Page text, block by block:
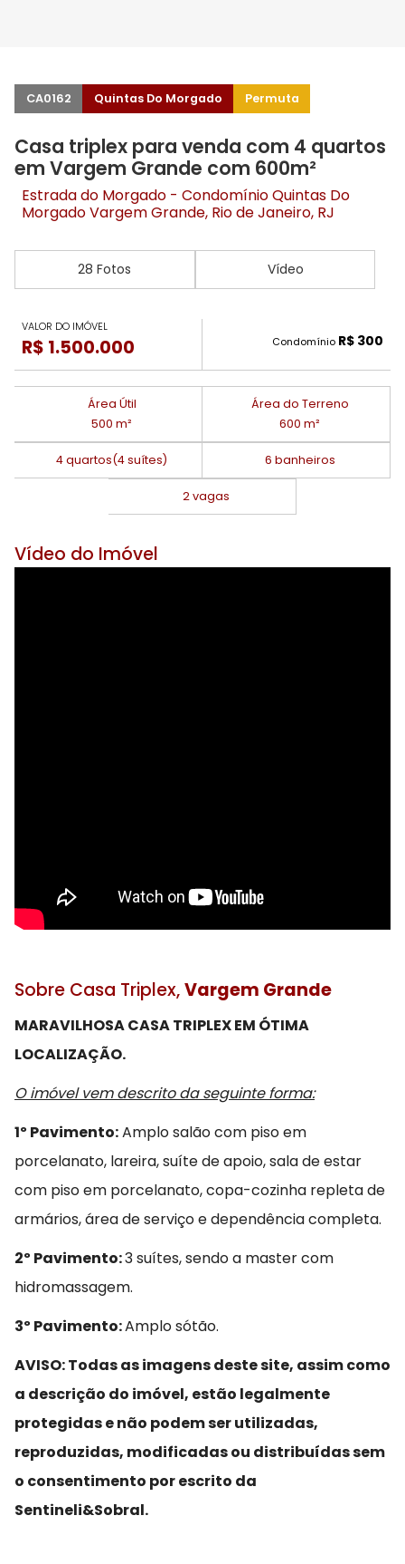
CA0162 Quintas Do Morgado Permuta
Casa triplex para venda com 4 quartos
em Vargem Grande com 600m²
Estrada do Morgado - Condomínio Quintas Do
MorgadoVargem Grande, Rio de Janeiro, RJ
28 Fotos Vídeo
VALOR DO IMÓVEL
R$ 1.500.000 Condomínio R$ 300
Área Útil
500 m²
Área do Terreno
600 m²
4 quartos(4 suítes) 6 banheiros
2 vagas
Vídeo do Imóvel
Sobre Casa Triplex,Vargem Grande
MARAVILHOSA CASA TRIPLEX EM ÓTIMA
LOCALIZAÇÃO.
O imóvel vem descrito da seguinte forma:
1º Pavimento:Amplo salão com piso em
porcelanato, lareira, suíte de apoio, sala de estar
com piso em porcelanato, copa-cozinha repleta de
armários, área de serviço e dependência completa.
2º Pavimento:3 suítes, sendo a master com
hidromassagem.
3º Pavimento:Amplo sótão.
AVISO: Todas as imagens deste site, assim como
a descrição do imóvel, estão legalmente
protegidas e não podem ser utilizadas,
reproduzidas, modificadas ou distribuídas sem
o consentimento por escrito da
Sentineli&Sobral.